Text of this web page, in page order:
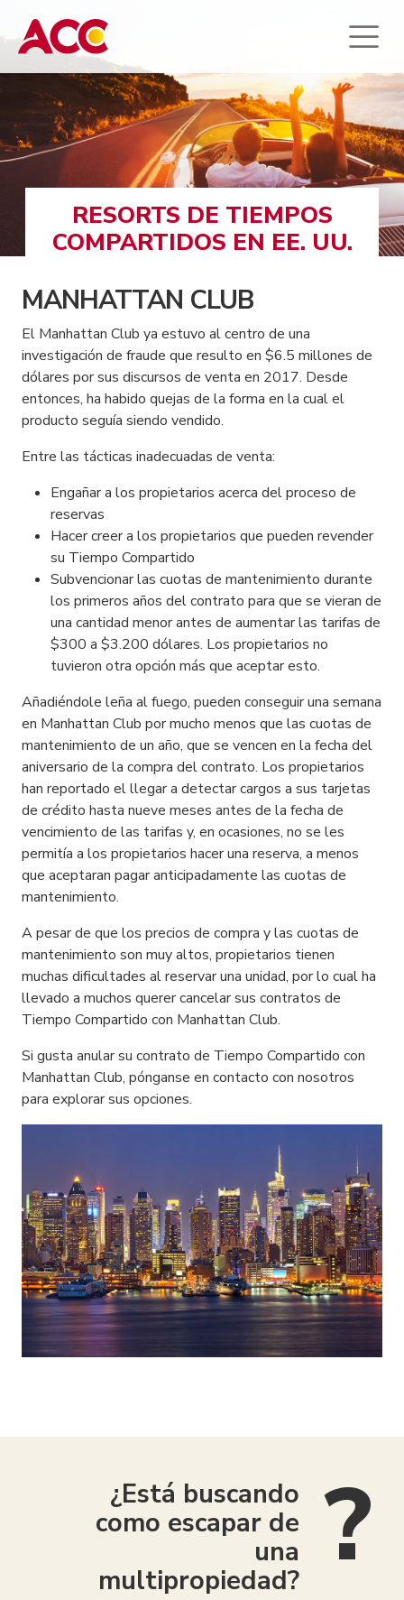
RESORTS DE TIEMPOS
COMPARTIDOS EN EE. UU.
MANHATTAN CLUB
El Manhattan Club ya estuvo al centro de una
investigación de fraude que resulto en $6.5 millones de
dólares por sus discursos de venta en 2017. Desde
entonces, ha habido quejas de la forma en la cual el
producto seguía siendo vendido.
Entre las tácticas inadecuadas de venta:
Engañar a los propietarios acerca del proceso de
reservas
Hacer creer a los propietarios que pueden revender
su Tiempo Compartido
Subvencionar las cuotas de mantenimiento durante
los primeros años del contrato para que se vieran de
una cantidad menor antes de aumentar las tarifas de
$300 a $3.200 dólares. Los propietarios no
tuvieron otra opción más que aceptar esto.
Añadiéndole leña al fuego, pueden conseguir una semana
en Manhattan Club por mucho menos que las cuotas de
mantenimiento de un año, que se vencen en la fecha del
aniversario de la compra del contrato. Los propietarios
han reportado el llegar a detectar cargos a sus tarjetas
de crédito hasta nueve meses antes de la fecha de
vencimiento de las tarifas y, en ocasiones, no se les
permitía a los propietarios hacer una reserva, a menos
que aceptaran pagar anticipadamente las cuotas de
mantenimiento.
A pesar de que los precios de compra y las cuotas de
mantenimiento son muy altos, propietarios tienen
muchas dificultades al reservar una unidad, por lo cual ha
llevado a muchos querer cancelar sus contratos de
Tiempo Compartido con Manhattan Club.
Si gusta anular su contrato de Tiempo Compartido con
Manhattan Club, pónganse en contacto con nosotros
para explorar sus opciones.
¿Está buscando
como escapar de
una
multipropiedad?